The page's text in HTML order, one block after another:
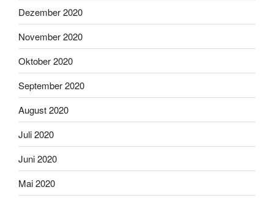
Dezember 2020
November 2020
Oktober 2020
September 2020
August 2020
Juli 2020
Juni 2020
Mai 2020